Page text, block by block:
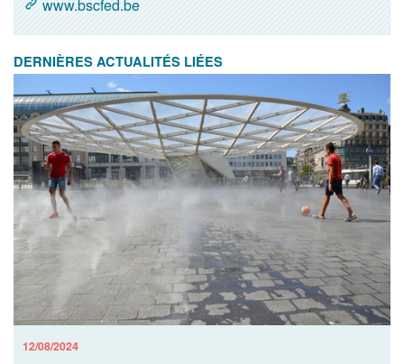
www.bscfed.be
DERNIÈRES ACTUALITÉS LIÉES
12/08/2024